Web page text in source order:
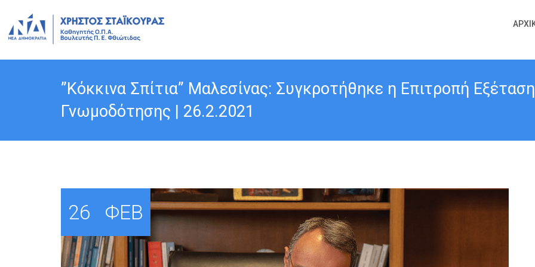
”Κόκκινα Σπίτια” Μαλεσίνας: Συγκροτήθηκε η Επιτροπή
Γνωμοδότησης | 26.2.2021
26 ΦΕΒ